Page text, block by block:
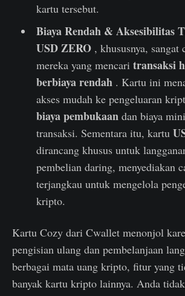
kartu tersebut.
Biaya Rendah & Aksesibilitas
USD ZERO, khususnya, sangat
mereka yang mencari transaksi
berbiaya rendah. Kartu ini
akses mudah ke pengeluaran
biaya pembukaandan biaya
transaksi. Sementara itu, kartu
dirancang khusus untuk
pembelian daring, menyediakan
terjangkau untuk mengelola
kripto.
Kartu Cozy dari Cwallet menonjol
pengisian ulang dan pembelanjaan
berbagai mata uang kripto, fitur yang
banyak kartu kripto lainnya. Anda